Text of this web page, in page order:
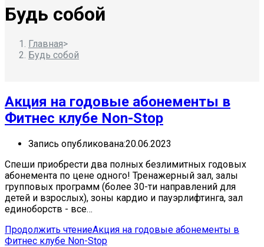
Будь собой
Главная>
Будь собой
Акция на годовые абонементы в
Фитнес клубе Non-Stop
Запись опубликована:20.06.2023
Спеши приобрести два полных безлимитных годовых
абонемента по цене одного! Тренажерный зал, залы
групповых программ (более 30-ти направлений для
детей и взрослых), зоны кардио и пауэрлифтинга, зал
единоборств - все…
Продолжить чтениеАкция на годовые абонементы в
Фитнес клубе Non-Stop